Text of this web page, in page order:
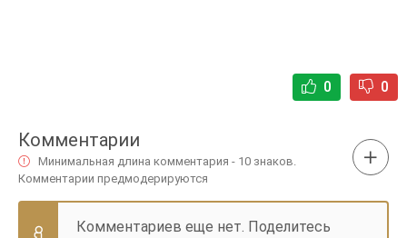
0 0
Комментарии
Минимальная длина комментария - 10 знаков.
Комментарии предмодерируются
Комментариев еще нет. Поделитесь